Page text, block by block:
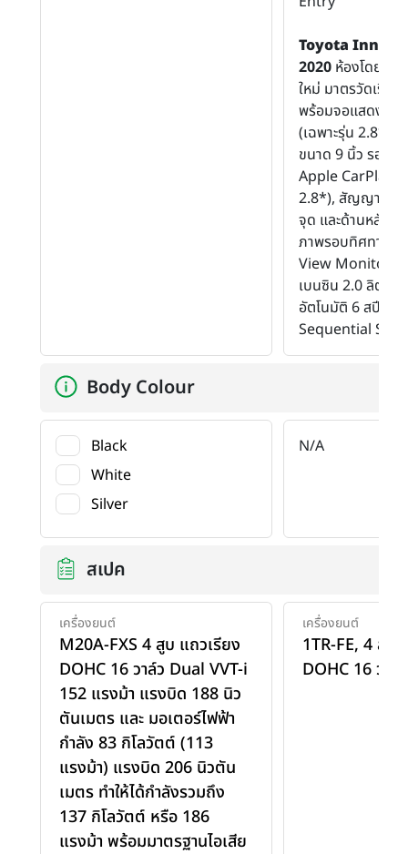
Toyota Innova
2020ห้องโดยสา
ใหม่ มาตรวัดเรือ
พร้อมจอแสดงข้อ
(เฉพาะรุ่น 2.8*),
ขนาด 9 นิ้ว รองรั
Apple CarPlay (
2.8*), สัญญาณกะ
จุด และด้านหลัง
ภาพรอบทิศทาง
View Monitor พ
เบนซิน 2.0 ลิตร
อัตโนมัติ 6 สปีด พ
Sequential Shift
Body Colour
Black
White
Silver
N/A
สเปค
เครื่องยนต์
M20A-FXS 4 สูบ แถวเรียง
DOHC 16 วาล์ว Dual VVT-i
152 แรงม้า แรงบิด 188 นิว
ตันเมตร และ มอเตอร์ไฟฟ้า
กำลัง 83 กิโลวัตต์ (113
แรงม้า) แรงบิด 206 นิวตัน
เมตร ทำให้ได้กำลังรวมถึง
137 กิโลวัตต์ หรือ 186
แรงม้า พร้อมมาตรฐานไอเสีย
เครื่องยนต์
1TR-FE, 4 สูบ
DOHC 16 วา